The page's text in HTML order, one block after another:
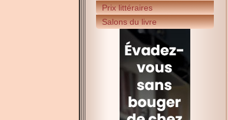
Prix littéraires
Salons du livre